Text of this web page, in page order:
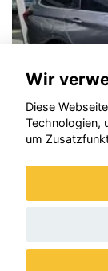
DFM
Wir
Diese
Technologien,
um